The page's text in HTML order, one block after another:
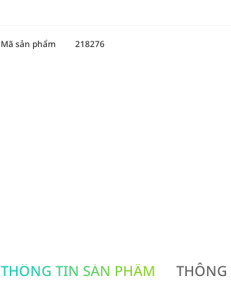
Mã sản phẩm 218276
THÔNG TIN SẢN PHẨM